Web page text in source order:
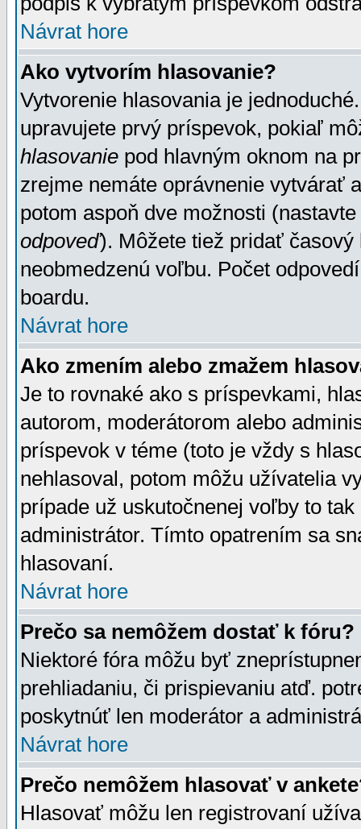
Návrat hore
Ako vytvorím hlasovanie?
Vytvorenie hlasovania je
upravujete prvý príspevok, pokiaľ
hlasovanie pod hlavným oknom na
zrejme nemáte oprávnenie vytvárať
potom aspoň dve možnosti
odpoveď). Môžete tiež pridať
neobmedzenú voľbu. Počet
boardu.
Návrat hore
Ako zmením alebo zmažem
Je to rovnaké ako s príspevkami,
autorom, moderátorom alebo
príspevok v téme (toto je vždy s
nehlasoval, potom môžu užívatelia
prípade už uskutočnenej voľby to
administrátor. Tímto opatrením sa
hlasovaní.
Návrat hore
Prečo sa nemôžem dostať k fóru?
Niektoré fóra môžu byť
prehliadaniu, či prispievaniu atď.
poskytnúť len moderátor a
Návrat hore
Prečo nemôžem hlasovať v
Hlasovať môžu len registrovaní